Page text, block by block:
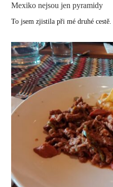
Mexiko nejsou jen pyramidy
To jsem zjistila při mé druhé